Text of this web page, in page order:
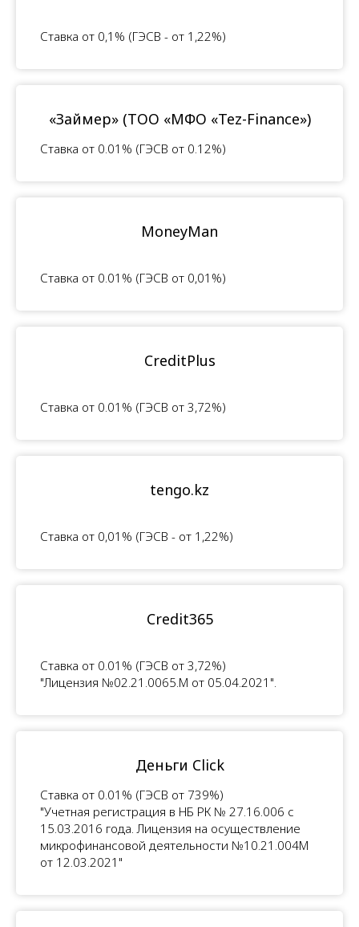
Ставка от 0,1% (ГЭСВ - от 1,22%)
«Займер» (ТОО «МФО «Tez-Finance»)
Ставка от 0.01% (ГЭСВ от 0.12%)
MoneyMan
Ставка от 0.01% (ГЭСВ от 0,01%)
CreditPlus
Ставка от 0.01% (ГЭСВ от 3,72%)
tengo.kz
Ставка от 0,01% (ГЭСВ - от 1,22%)
Credit365
Ставка от 0.01% (ГЭСВ от 3,72%)
"Лицензия №02.21.0065.M от 05.04.2021".
Деньги Click
Ставка от 0.01% (ГЭСВ от 739%)
"Учетная регистрация в НБ РК № 27.16.006 с
15.03.2016 года. Лицензия на осуществление
микрофинансовой деятельности №10.21.004М
от 12.03.2021"